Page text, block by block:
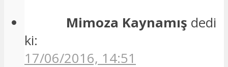
Mimoza Kaynamış dedi
ki:
17/06/2016, 14:51